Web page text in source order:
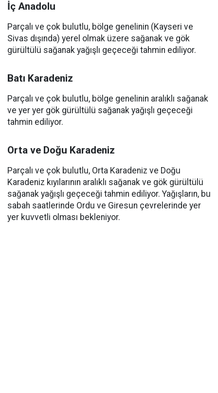
İç Anadolu
Parçalı ve çok bulutlu, bölge genelinin (Kayseri ve
Sivas dışında) yerel olmak üzere sağanak ve gök
gürültülü sağanak yağışlı geçeceği tahmin ediliyor.
Batı Karadeniz
Parçalı ve çok bulutlu, bölge genelinin aralıklı sağanak
ve yer yer gök gürültülü sağanak yağışlı geçeceği
tahmin ediliyor.
Orta ve Doğu Karadeniz
Parçalı ve çok bulutlu, Orta Karadeniz ve Doğu
Karadeniz kıyılarının aralıklı sağanak ve gök gürültülü
sağanak yağışlı geçeceği tahmin ediliyor. Yağışların, bu
sabah saatlerinde Ordu ve Giresun çevrelerinde yer
yer kuvvetli olması bekleniyor.